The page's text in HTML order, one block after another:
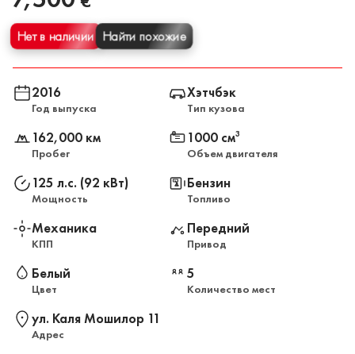
Нет в наличии Найти похожие
2016
Год выпуска
Хэтчбэк
Тип кузова
162,000 км
Пробег
1000 см3
Объем двигателя
125 л.с. (92 кВт)
Мощность
Бензин
Топливо
Механика
КПП
Передний
Привод
Белый
Цвет
5
Количество мест
ул. Каля Мошилор 11
Адрес